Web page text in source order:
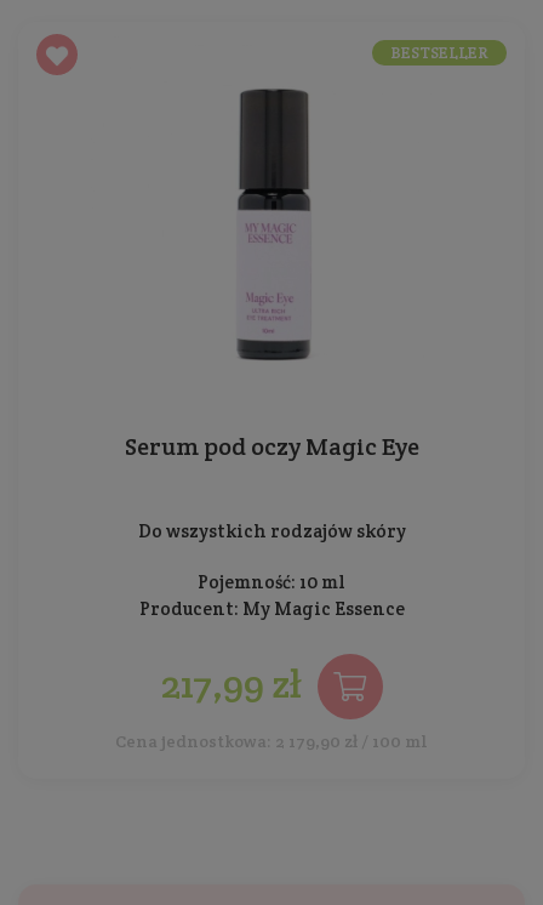
Serum pod oczy Magic Eye
Do wszystkich rodzajów skóry
Pojemność: 10 ml
Producent: My Magic Essence
217,99 zł
Cena jednostkowa: 2 179,90 zł / 100 ml
BESTSELLER